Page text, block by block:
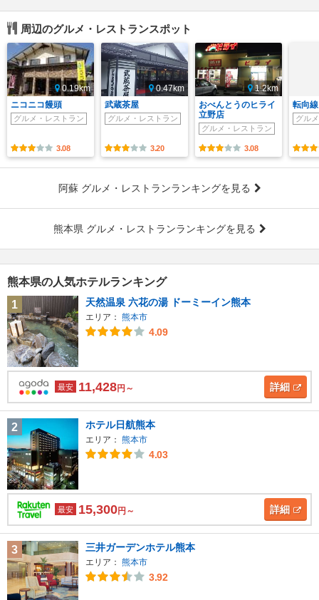
周辺のグルメ・レストランスポット
0.19km
ニコニコ饅頭
グルメ・レストラン
3.08
0.47km
武蔵茶屋
グルメ・レストラン
3.20
1.2km
おべんとうのヒライ
立野店
グルメ・レストラン
3.08
転向線
グル
阿蘇 グルメ・レストランランキングを見る
熊本県 グルメ・レストランランキングを見る
熊本県の人気ホテルランキング
1
天然温泉 六花の湯 ドーミーイン熊本
エリア： 熊本市
4.09
最安 11,428円～ 詳細
2 ホテル日航熊本
エリア： 熊本市
4.03
最安 15,300円～ 詳細
3 三井ガーデンホテル熊本
エリア： 熊本市
3.92